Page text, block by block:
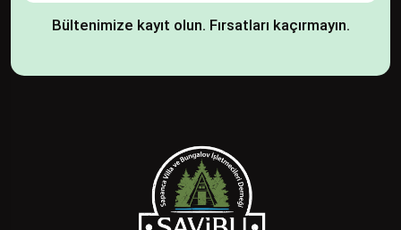
Bültenimize kayıt olun. Fırsatları kaçırmayın.